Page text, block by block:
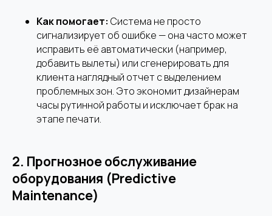
Как помогает: Система не просто
сигнализирует об ошибке — она часто может
исправить её автоматически (например,
добавить вылеты) или сгенерировать для
клиента наглядный отчет с выделением
проблемных зон. Это экономит дизайнерам
часы рутинной работы и исключает брак на
этапе печати.
2. Прогнозное обслуживание
оборудования (Predictive
Maintenance)